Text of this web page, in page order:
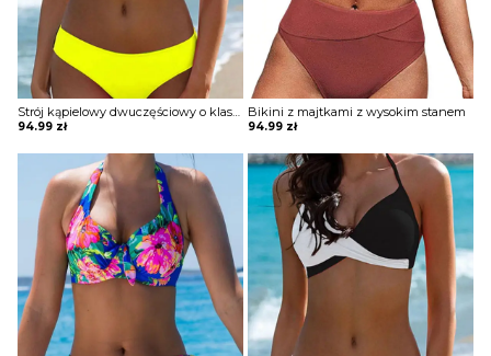
Strój kąpielowy dwuczęściowy o klasycznym kroju
94.99 zł
Bikini z majtkami z wysokim stanem
94.99 zł